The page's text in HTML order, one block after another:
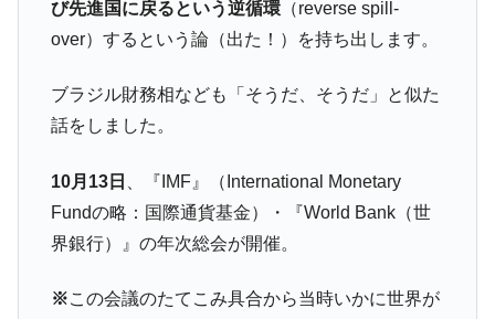
び先進国に戻るという逆循環（reverse spill-
over）するという論（出た！）を持ち出します。
ブラジル財務相なども「そうだ、そうだ」と似た
話をしました。
10月13日
、『IMF』（International Monetary
Fundの略：国際通貨基金）・『World Bank（世
界銀行）』の年次総会が開催。
※この会議のたてこみ具合から当時いかに世界が